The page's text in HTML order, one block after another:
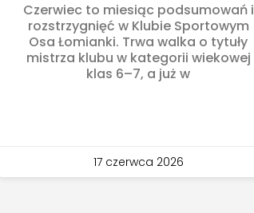
Czerwiec to miesiąc podsumowań i
rozstrzygnięć w Klubie Sportowym
Osa Łomianki. Trwa walka o tytuły
mistrza klubu w kategorii wiekowej
klas 6–7, a już w
17 czerwca 2026